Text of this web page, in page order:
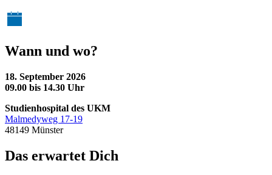
Wann und wo?
18. September 2026
09.00 bis 14.30 Uhr
Studienhospital des UKM
Malmedyweg 17-19
48149 Münster
Das erwartet Dich